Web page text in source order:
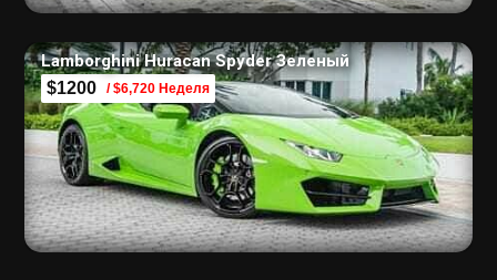
Lamborghini Huracan Spyder Зеленый
$1200 / $6,720 Неделя